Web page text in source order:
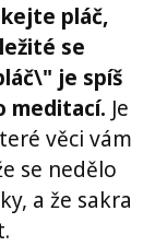
pláč,
se
je spíš
meditací. Je
věci vám
se nedělo
a že sakra